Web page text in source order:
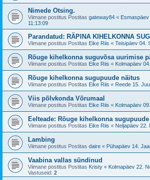
Nimede Otsing.
Viimane postitus Postitas gateway84 « Esmaspäev
11:13:09
Parandatud: RÄPINA KIHELKONNA
Viimane postitus Postitas Eike Riis « Teisipäev 04.
Rõuge kihelkonna suguvõsa uurimise
Viimane postitus Postitas Eike Riis « Kolmapäev
Rõuge kihelkonna sugupuude näitus
Viimane postitus Postitas Eike Riis « Reede 15.
Viis põlvkonda Võrumaal
Viimane postitus Postitas Eike Riis « Kolmapäev
Eelteade: Rõuge kihelkonna
Viimane postitus Postitas Eike Riis « Neljapäev 22.
Lambing
Viimane postitus Postitas daire « Pühapäev 14.
Vaabina vallas sündinud
Viimane postitus Postitas Kristy « Kolmapäev 22.
Vastuseid: 2